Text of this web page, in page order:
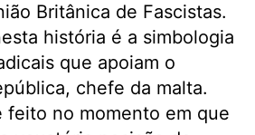
Britânica de Fascistas.
história é a simbologia
que apoiam o
chefe da malta.
feito no momento em que